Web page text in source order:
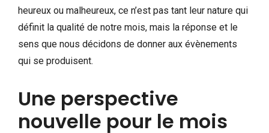
heureux ou malheureux, ce n’est pas tant leur nature qui
définit la qualité de notre mois, mais la réponse et le
sens que nous décidons de donner aux évènements
qui se produisent.
Une perspective
nouvelle pour le mois